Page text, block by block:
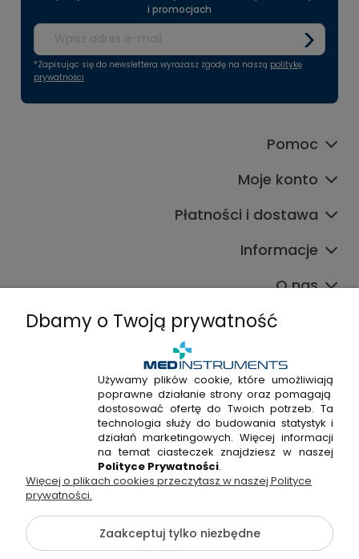
i promocjach
*Zapisując się do newslettera wyrażasz zgodę na naszą politykę
prywatności
Pomoc
Moje konto
Płatności i dostawa
Informacje
O nas
+48 720 915 338
+48 22 298 53 38
Napisz do nas!
Hossa Medical Sp. z o. o. | ul. Kryształowa 33A, 01-356
Warszawa, woj. mazowieckie | NIP: 7010404814, REGON:
146982576, KRS: 0000491265
Dbamy o Twoją prywatność
Używamy plików cookie, które umożliwiają
poprawne działanie strony oraz pomagają
dostosować ofertę do Twoich potrzeb. Ta
technologia służy do budowania statystyk i
działań marketingowych. Więcej informacji
na temat ciasteczek znajdziesz w naszej
Polityce Prywatności.
Więcej o plikach cookies przeczytasz w naszej Polityce
prywatności.
Zaakceptuj tylko niezbędne